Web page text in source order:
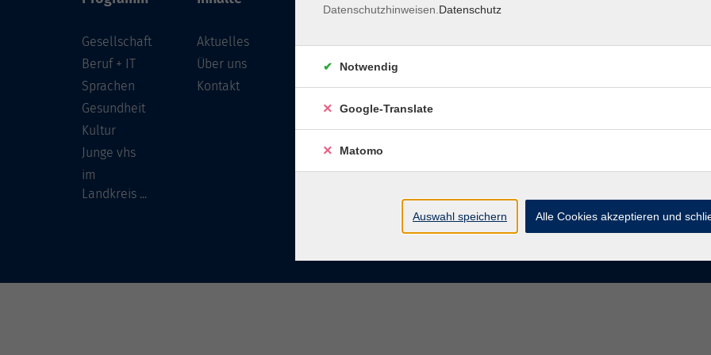
Gesellschaft
Beruf + IT
Sprachen
Gesundheit
Kultur
Junge vhs
im
Landkreis ...
Aktuelles
Über uns
Kontakt
96450 Coburg
info@vhs-coburg.de
Tel: 09561 8825-0
Datenschutzhinweisen. Datenschutz
Notwendig
Google-Translate
Matomo
Auswahl speichern Alle Cookies akzeptieren und